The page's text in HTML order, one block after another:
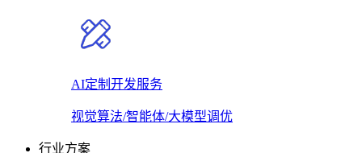
AI定制开发服务
视觉算法/智能体/大模型调优
行业方案